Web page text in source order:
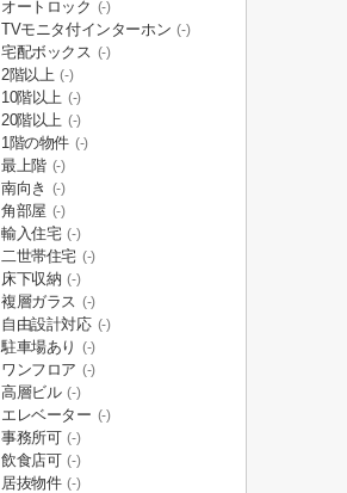
オートロック (-)
TVモニタ付インターホン (-)
宅配ボックス (-)
2階以上 (-)
10階以上 (-)
20階以上 (-)
1階の物件 (-)
最上階 (-)
南向き (-)
角部屋 (-)
輸入住宅 (-)
二世帯住宅 (-)
床下収納 (-)
複層ガラス (-)
自由設計対応 (-)
駐車場あり (-)
ワンフロア (-)
高層ビル (-)
エレベーター (-)
事務所可 (-)
飲食店可 (-)
居抜物件 (-)